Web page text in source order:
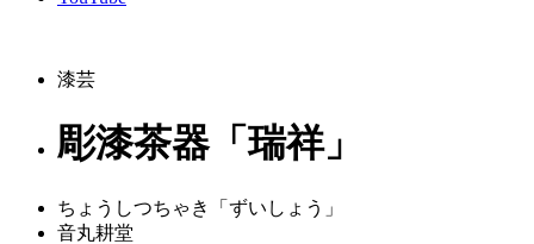
漆芸
彫漆茶器「瑞祥」
ちょうしつちゃき「ずいしょう」
音丸耕堂